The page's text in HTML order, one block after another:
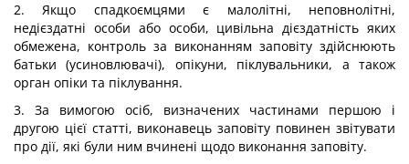
2. Якщо спадкоємцями є малолітні, неповнолітні,
недієздатні особи або особи, цивільна дієздатність яких
обмежена, контроль за виконанням заповіту здійснюють
батьки (усиновлювачі), опікуни, піклувальники, а також
орган опіки та піклування.
3. За вимогою осіб, визначених частинами першою і
другою цієї статті, виконавець заповіту повинен звітувати
про дії, які були ним вчинені щодо виконання заповіту.